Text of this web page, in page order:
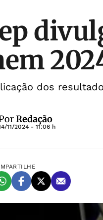
dos
Redação
11/2024 - 11:06 h